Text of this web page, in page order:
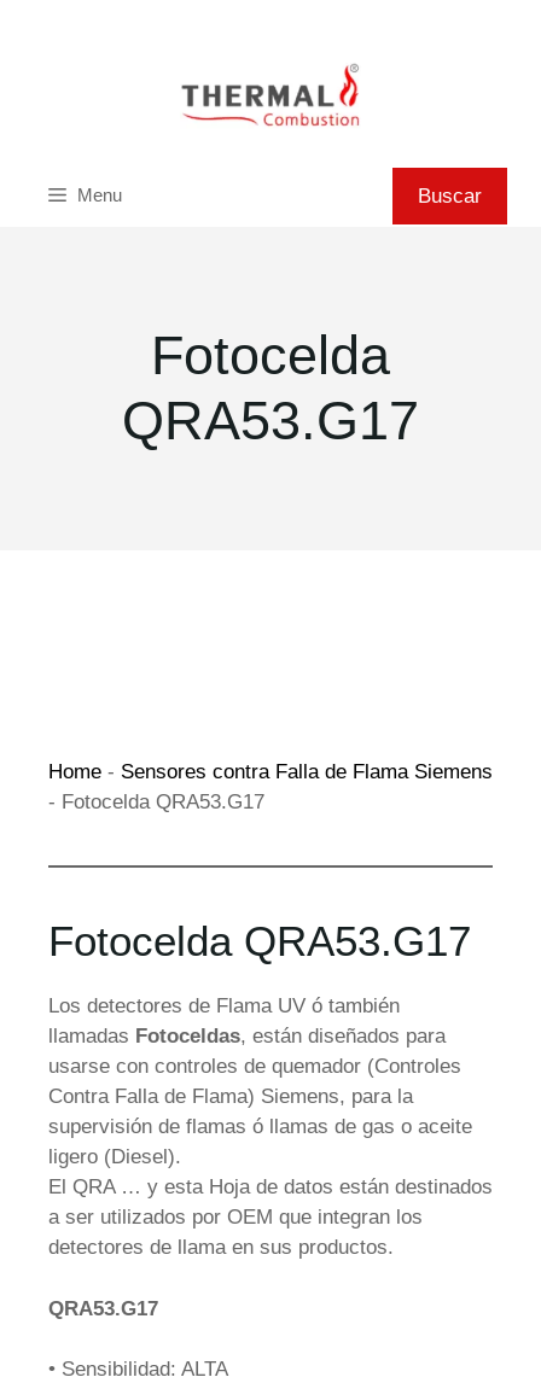
Menu Buscar
Fotocelda
QRA53.G17
Home - Sensores contra Falla de Flama Siemens
- Fotocelda QRA53.G17
Fotocelda QRA53.G17
Los detectores de Flama UV ó también
llamadas Fotoceldas, están diseñados para
usarse con controles de quemador (Controles
Contra Falla de Flama) Siemens, para la
supervisión de flamas ó llamas de gas o aceite
ligero (Diesel).
El QRA … y esta Hoja de datos están destinados
a ser utilizados por OEM que integran los
detectores de llama en sus productos.
QRA53.G17
• Sensibilidad: ALTA